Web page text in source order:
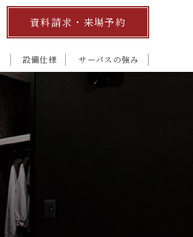
資料請求・来場予約
設備仕様 サーパスの強み